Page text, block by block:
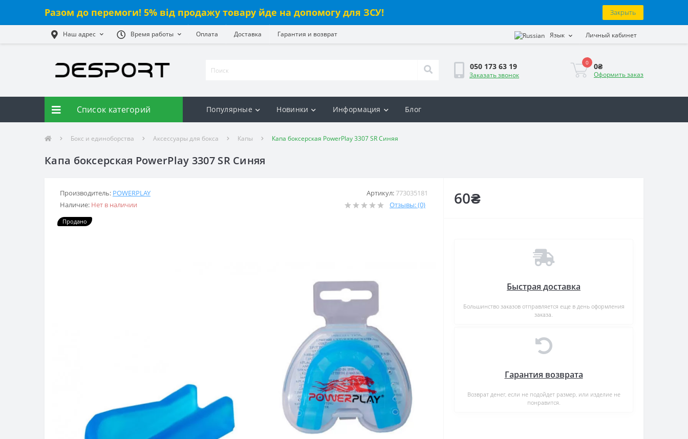
Разом до перемоги! 5% від продажу товару йде на допомогу для ЗСУ! Закрыть
Наш адрес Время работы Оплата Доставка Гарантия и возврат Язык Личный кабинет
050 173 63 19
Заказать звонок
0 0₴
Оформить заказ
Список категорий Популярные Новинки Информация Блог
Бокс и единоборства Аксессуары для бокса Капы Капа боксерская PowerPlay 3307 SR Синяя
Капа боксерская PowerPlay 3307 SR Синяя
Производитель: POWERPLAY Артикул:773035181
Наличие: Нет в наличии Отзывы: (0)
Продано
60₴
Быстрая доставка
Большинство заказов отправляется еще в день оформления
заказа.
Гарантия возврата
Возврат денег, если не подойдет размер, или изделие не
понравится.